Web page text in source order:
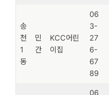
송
천
1
동
민
간
KCC어린
이집
06
3-
27
6-
67
89
06